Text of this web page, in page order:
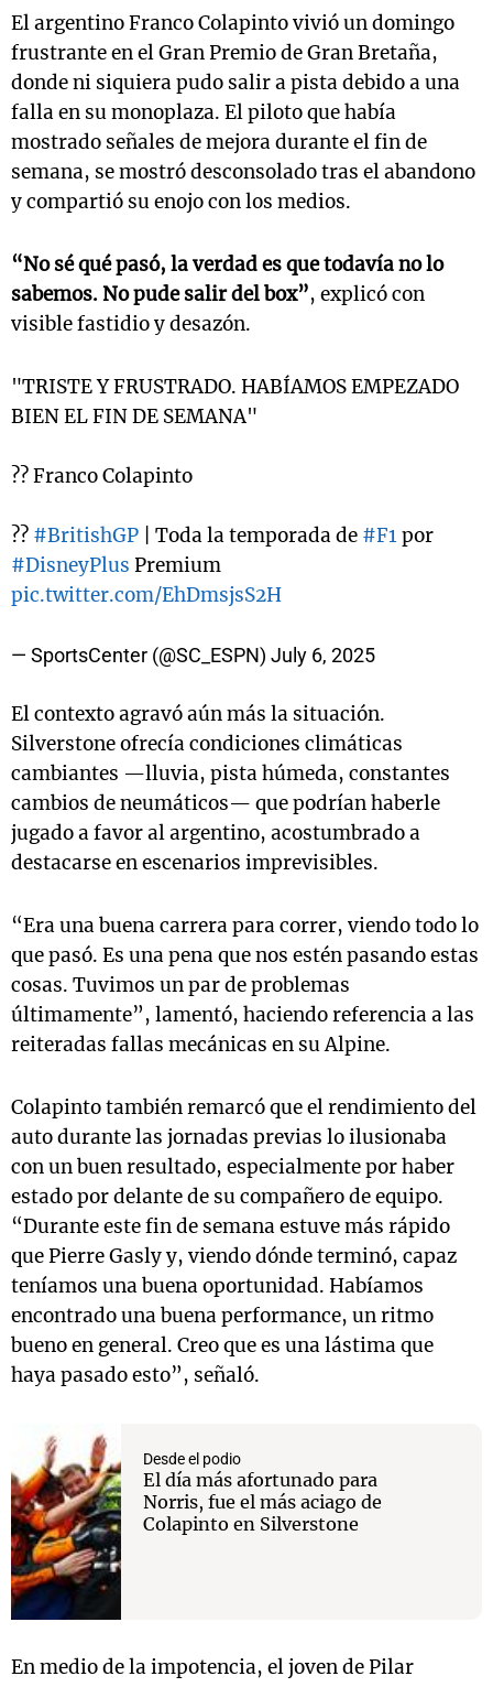
El argentino Franco Colapinto vivió un domingo
frustrante en el Gran Premio de Gran Bretaña,
donde ni siquiera pudo salir a pista debido a una
falla en su monoplaza. El piloto que había
mostrado señales de mejora durante el fin de
semana, se mostró desconsolado tras el abandono
y compartió su enojo con los medios.
“No sé qué pasó, la verdad es que todavía no lo
sabemos. No pude salir del box”, explicó con
visible fastidio y desazón.
"TRISTE Y FRUSTRADO. HABÍAMOS EMPEZADO
BIEN EL FIN DE SEMANA"
?? Franco Colapinto
?? #BritishGP | Toda la temporada de #F1por
#DisneyPlus Premium
pic.twitter.com/EhDmsjsS2H
— SportsCenter (@SC_ESPN) July 6, 2025
El contexto agravó aún más la situación.
Silverstone ofrecía condiciones climáticas
cambiantes —lluvia, pista húmeda, constantes
cambios de neumáticos— que podrían haberle
jugado a favor al argentino, acostumbrado a
destacarse en escenarios imprevisibles.
“Era una buena carrera para correr, viendo todo lo
que pasó. Es una pena que nos estén pasando estas
cosas. Tuvimos un par de problemas
últimamente”, lamentó, haciendo referencia a las
reiteradas fallas mecánicas en su Alpine.
Colapinto también remarcó que el rendimiento del
auto durante las jornadas previas lo ilusionaba
con un buen resultado, especialmente por haber
estado por delante de su compañero de equipo.
“Durante este fin de semana estuve más rápido
que Pierre Gasly y, viendo dónde terminó, capaz
teníamos una buena oportunidad. Habíamos
encontrado una buena performance, un ritmo
bueno en general. Creo que es una lástima que
haya pasado esto”, señaló.
Desde el podio
El día más afortunado para
Norris, fue el más aciago de
Colapinto en Silverstone
En medio de la impotencia, el joven de Pilar